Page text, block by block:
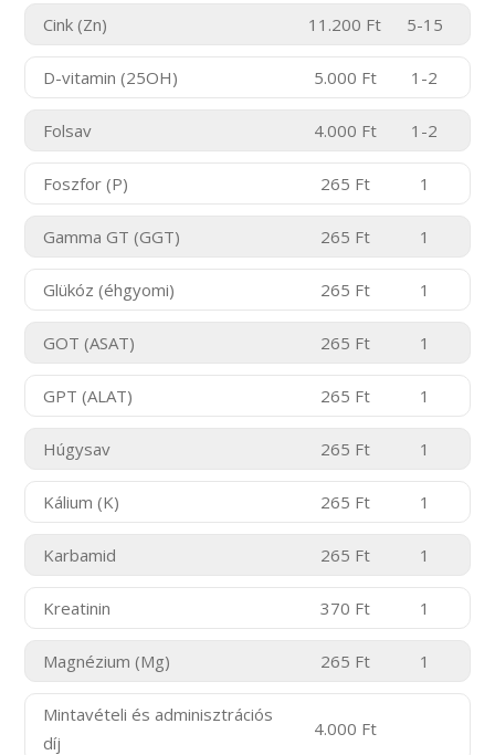
Cink (Zn) 11.200 Ft 5-15
D-vitamin (25OH) 5.000 Ft 1-2
Folsav 4.000 Ft 1-2
Foszfor (P) 265 Ft 1
Gamma GT (GGT) 265 Ft 1
Glükóz (éhgyomi) 265 Ft 1
GOT (ASAT) 265 Ft 1
GPT (ALAT) 265 Ft 1
Húgysav 265 Ft 1
Kálium (K) 265 Ft 1
Karbamid 265 Ft 1
Kreatinin 370 Ft 1
Magnézium (Mg) 265 Ft 1
Mintavételi és adminisztrációs
díj
4.000 Ft